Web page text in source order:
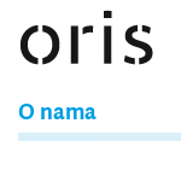
O nama